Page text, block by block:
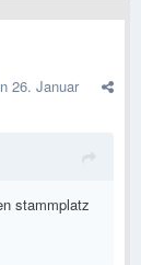
26. Januar
stammplatz